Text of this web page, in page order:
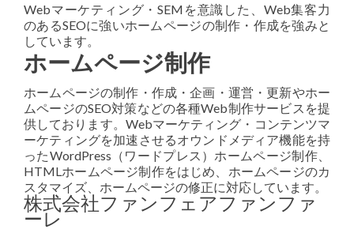
Webマーケティング・SEMを意識した、Web集客力
のあるSEOに強いホームページの制作・作成を強みと
しています。
ホームページ制作
ホームページの制作・作成・企画・運営・更新やホー
ムページのSEO対策などの各種Web制作サービスを提
供しております。Webマーケティング・コンテンツマ
ーケティングを加速させるオウンドメディア機能を持
ったWordPress（ワードプレス）ホームページ制作、
HTMLホームページ制作をはじめ、ホームページのカ
スタマイズ、ホームページの修正に対応しています。
株式会社ファンフェアファンファ
ーレ